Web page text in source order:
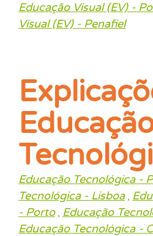
Educação Visual (EV) -
Visual (EV) - Penafiel
Educação Tecnológica -
Tecnológica - Lisboa,
- Porto, Educação
Educação Tecnológica -